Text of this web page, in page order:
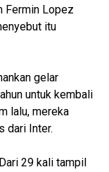
Fermin Lopez
itu
gelar
untuk kembali
lalu, mereka
dari Inter.
29 kali tampil